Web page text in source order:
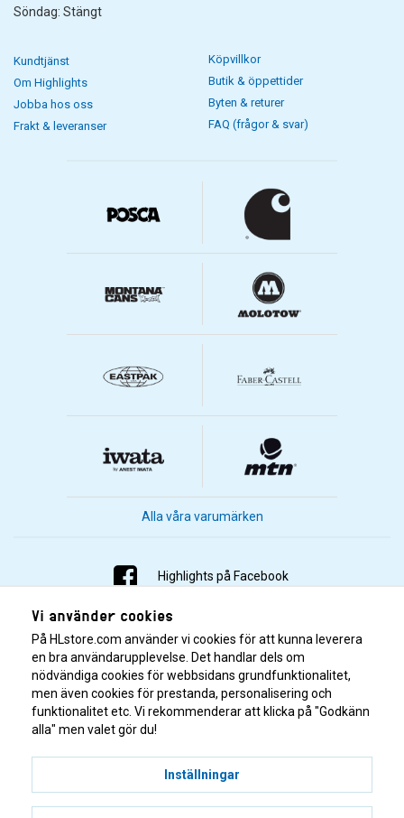
Söndag: Stängt
Kundtjänst
Om Highlights
Jobba hos oss
Frakt & leveranser
Köpvillkor
Butik & öppettider
Byten & returer
FAQ (frågor & svar)
Alla våra varumärken
Highlights på Facebook
Highlights på Instagram
Highlights på Youtube
Highlights på Tiktok
Vi använder cookies
På HLstore.com använder vi cookies för att kunna leverera
en bra användarupplevelse. Det handlar dels om
nödvändiga cookies för webbsidans grundfunktionalitet,
men även cookies för prestanda, personalisering och
funktionalitet etc. Vi rekommenderar att klicka på "Godkänn
alla" men valet gör du!
Inställningar